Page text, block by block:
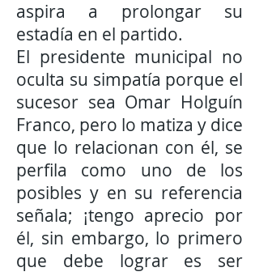
aspira a prolongar su
estadía en el partido.
El presidente municipal no
oculta su simpatía porque el
sucesor sea Omar Holguín
Franco, pero lo matiza y dice
que lo relacionan con él, se
perfila como uno de los
posibles y en su referencia
señala; ¡tengo aprecio por
él, sin embargo, lo primero
que debe lograr es ser